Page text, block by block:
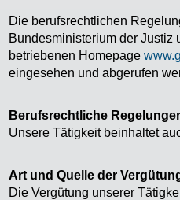
Die berufsrechtlichen
Bundesministerium der Justiz
betriebenen Homepage
eingesehen und abgerufen
Berufsrechtliche
Unsere Tätigkeit beinhaltet
Art und Quelle der
Die Vergütung unserer